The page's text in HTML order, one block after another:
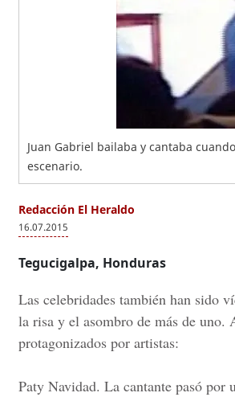
Juan Gabriel bailaba y cantaba
escenario.
Redacción El Heraldo
16.07.2015
Tegucigalpa, Honduras
Las celebridades también han sido
la risa y el asombro de más de uno.
protagonizados por artistas:
Paty Navidad. La cantante pasó por